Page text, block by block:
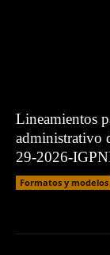
Lineamientos
administrativo
29-2026-
Formatos y modelos